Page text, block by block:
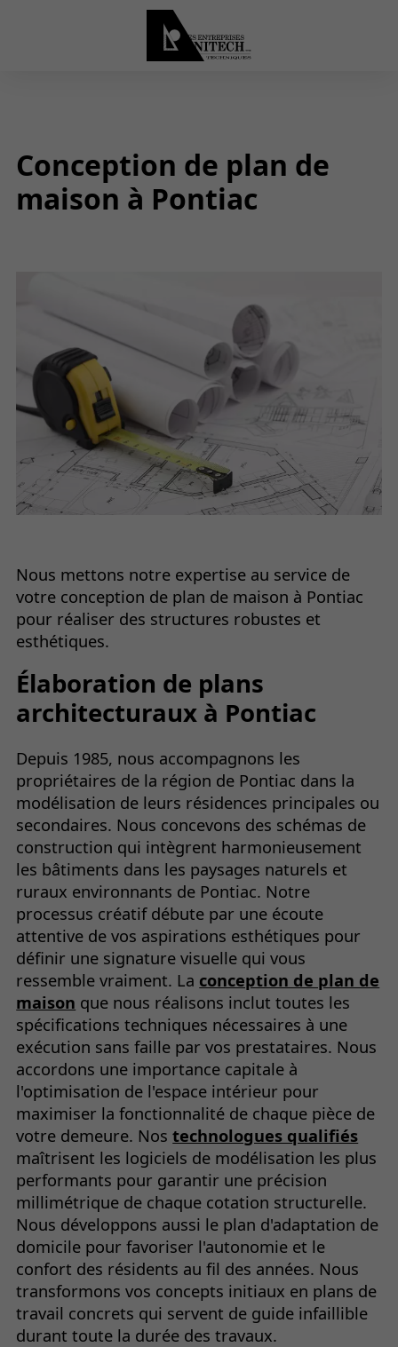
Conception de plan de
maison à Pontiac
Nous mettons notre expertise au service de
votre conception de plan de maison à Pontiac
pour réaliser des structures robustes et
esthétiques.
Élaboration de plans
architecturaux à Pontiac
Depuis 1985, nous accompagnons les
propriétaires de la région de Pontiac dans la
modélisation de leurs résidences principales ou
secondaires. Nous concevons des schémas de
construction qui intègrent harmonieusement
les bâtiments dans les paysages naturels et
ruraux environnants de Pontiac. Notre
processus créatif débute par une écoute
attentive de vos aspirations esthétiques pour
définir une signature visuelle qui vous
ressemble vraiment. La conception de plan de
maison que nous réalisons inclut toutes les
spécifications techniques nécessaires à une
exécution sans faille par vos prestataires. Nous
accordons une importance capitale à
l'optimisation de l'espace intérieur pour
maximiser la fonctionnalité de chaque pièce de
votre demeure. Nostechnologues qualifiés
maîtrisent les logiciels de modélisation les plus
performants pour garantir une précision
millimétrique de chaque cotation structurelle.
Nous développons aussi le plan d'adaptation de
domicile pour favoriser l'autonomie et le
confort des résidents au fil des années. Nous
transformons vos concepts initiaux en plans de
travail concrets qui servent de guide infaillible
durant toute la durée des travaux.